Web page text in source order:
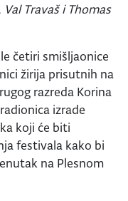
Travaš i Thomas
četiri smišljaonice
žirija prisutnih na
razreda Korina
izrade
koji će biti
festivala kako bi
na Plesnom